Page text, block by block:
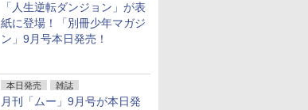
「人生逆転ダンジョン」が表
紙に登場！「別冊少年マガジ
ン」9月号本日発売！
本日発売 雑誌
月刊「ムー」9月号が本日発